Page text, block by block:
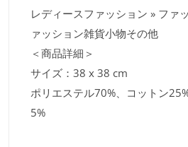
レディースファッション » ファ
ァッション雑貨小物その他
＜商品詳細＞
サイズ：38 x 38 cm
ポリエステル70%、コットン
5%